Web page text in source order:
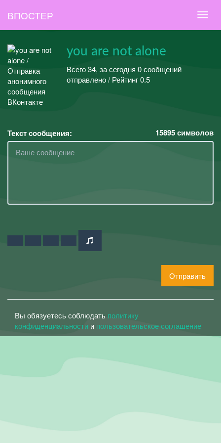
ВПОСТЕР
you are not alone
Всего 34, за сегодня 0 сообщений
отправлено / Рейтинг 0.5
Текст сообщения: 15895символов
Отправить
Вы обязуетесь соблюдать политику
конфиденциальности и пользовательское соглашение